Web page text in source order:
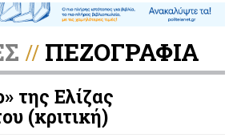
// ΠΕΖΟΓΡΑΦΙΑ
της Ελίζας
(κριτική)